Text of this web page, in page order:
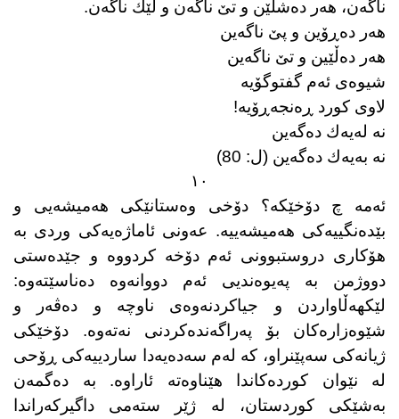
ناگەن، هەر دەشڵێن و تێ ناگەن و لێك ناگەن.
هەر دەڕۆین و پێ ناگەین
هەر دەڵێین و تێ ناگەین
شیوەی ئەم گفتوگۆیە
لاوی كورد ڕەنجەڕۆیە!
نە لەیەك دەگەین
نە بەیەك دەگەین (ل: 80)
١٠
ئەمە چ دۆخێكە؟ دۆخی وەستانێكی هەمیشەیی و
بێدەنگییەكی هەمیشەییە. عەونی ئاماژەیەكی وردی بە
هۆكاری دروستبوونی ئەم دۆخە كردووە و جێدەستی
دووژمن بە پەیوەندیی ئەم دووانەوە دەناسێتەوە:
لێكهەڵاواردن و جیاكردنەوەی ناوچە و دەڤەر و
شێوەزارەكان بۆ پەراگەندەكردنی نەتەوە. دۆخێكی
ژیانەكی سەپێنراو، كە لەم سەدەیەدا ساردییەكی ڕۆحی
لە نێوان كوردەكاندا هێناوەتە ئاراوە. بە دەگمەن
بەشێكی كوردستان، لە ژێر ستەمی داگیركەراندا